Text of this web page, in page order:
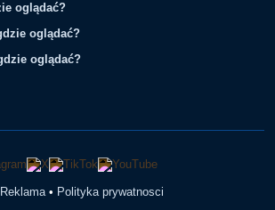
oglądać?
oglądać?
oglądać?
Reklama • Polityka prywatnosci